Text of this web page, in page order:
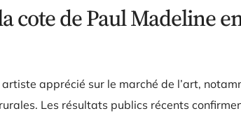
cote de Paul Madeline
apprécié sur le marché de l’art,
Les résultats publics récents